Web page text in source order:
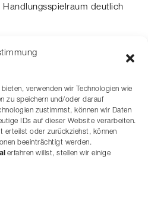
verwenden wir Technologien wie
zu speichern und/oder darauf
zustimmst, können wir Daten
IDs auf dieser Website verarbeiten.
erteilst oder zurückziehst, können
beeinträchtigt werden.
erfahren willst, stellen wir einige
deutlich
Verhandlungsposition kennt,
absichern, sondern aktiv
gleichzeitig Professionalität zu
ist daher
ist ein strategisches
diskreten und